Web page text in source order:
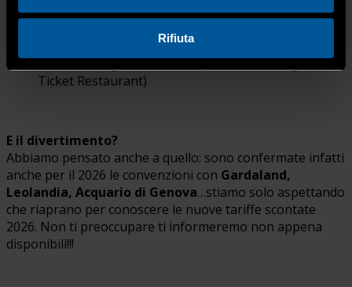
Rifiuta
Sconti su palestre, parrucchieri e centri
Riduzioni di prezzo anche per l’area food
(pasticcerie, gastronomie e pizzerie, oltre agli storici
Ticket Restaurant)
E il divertimento?
Abbiamo pensato anche a quello: sono confermate infatti
anche per il 2026 le convenzioni con Gardaland,
Leolandia, Acquario di Genova…stiamo solo aspettando
che riaprano per conoscere le nuove tariffe scontate
2026. Non ti preoccupare ti informeremo non appena
disponibili!!!